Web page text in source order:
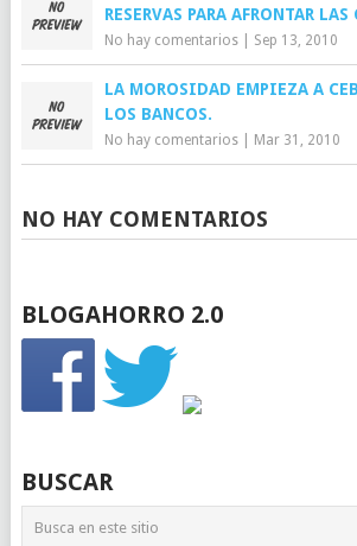
RESERVAS PARA AFRONTAR
No hay comentarios| Sep 13, 2010
LA MOROSIDAD EMPIEZA A
LOS BANCOS.
No hay comentarios| Mar 31, 2010
NO HAY COMENTARIOS
BLOGAHORRO 2.0
BUSCAR